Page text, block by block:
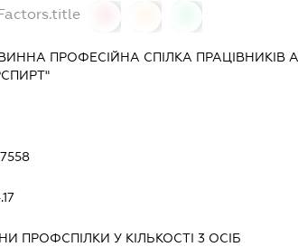
ПРОФЕСІЙНА СПІЛКА ПРАЦІВНИКІВ
ПРОФСПІЛКИ У КІЛЬКОСТІ 3 ОСІБ